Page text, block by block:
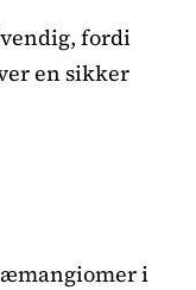
fordi
en sikker
i